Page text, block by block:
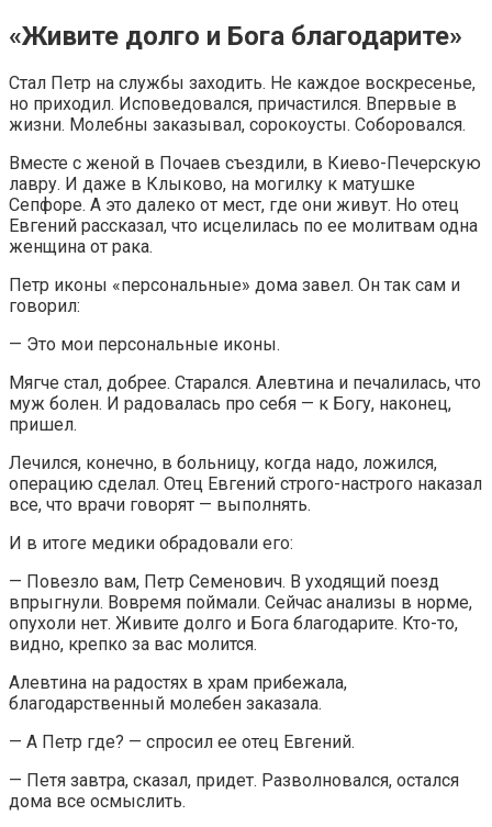
«Живите долго и Бога благодарите»
Стал Петр на службы заходить. Не каждое воскресенье,
но приходил. Исповедовался, причастился. Впервые в
жизни. Молебны заказывал, сорокоусты. Соборовался.
Вместе с женой в Почаев съездили, в Киево-Печерскую
лавру. И даже в Клыково, на могилку к матушке
Сепфоре. А это далеко от мест, где они живут. Но отец
Евгений рассказал, что исцелилась по ее молитвам одна
женщина от рака.
Петр иконы «персональные» дома завел. Он так сам и
говорил:
— Это мои персональные иконы.
Мягче стал, добрее. Старался. Алевтина и печалилась, что
муж болен. И радовалась про себя — к Богу, наконец,
пришел.
Лечился, конечно, в больницу, когда надо, ложился,
операцию сделал. Отец Евгений строго-настрого наказал
все, что врачи говорят — выполнять.
И в итоге медики обрадовали его:
— Повезло вам, Петр Семенович. В уходящий поезд
впрыгнули. Вовремя поймали. Сейчас анализы в норме,
опухоли нет. Живите долго и Бога благодарите. Кто-то,
видно, крепко за вас молится.
Алевтина на радостях в храм прибежала,
благодарственный молебен заказала.
— А Петр где? — спросил ее отец Евгений.
— Петя завтра, сказал, придет. Разволновался, остался
дома все осмыслить.